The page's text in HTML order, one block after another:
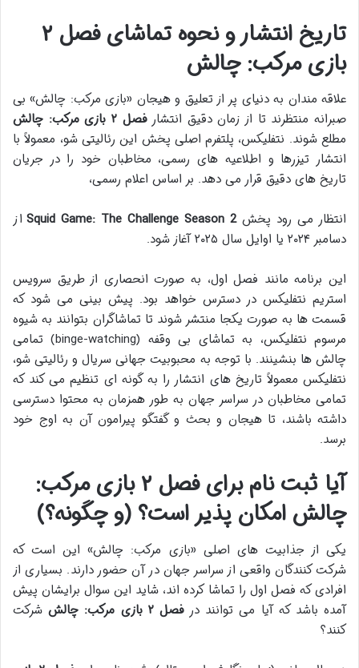
تاریخ انتشار و نحوه تماشای فصل ۲
بازی مرکب: چالش
علاقه مندان به دنیای پر از تعلیق و هیجان «بازی مرکب: چالش» بی
صبرانه منتظرند تا از زمان دقیق انتشارفصل ۲ بازی مرکب: چالش
مطلع شوند. نتفلیکس، پلتفرم اصلی پخش این رئالیتی شو، معمولاً با
انتشار تیزرها و اطلاعیه های رسمی، مخاطبان خود را در جریان
تاریخ های دقیق قرار می دهد. بر اساس اعلام رسمی،
انتظار می رود پخشSquid Game: The Challenge Season 2 از
دسامبر ۲۰۲۴ یا اوایل سال ۲۰۲۵ آغاز شود.
این برنامه مانند فصل اول، به صورت انحصاری از طریق سرویس
استریم نتفلیکس در دسترس خواهد بود. پیش بینی می شود که
قسمت ها به صورت یکجا منتشر شوند تا تماشاگران بتوانند به شیوه
مرسوم نتفلیکس، به تماشای بی وقفه (binge-watching) تمامی
چالش ها بنشینند. با توجه به محبوبیت جهانی سریال و رئالیتی شو،
نتفلیکس معمولاً تاریخ های انتشار را به گونه ای تنظیم می کند که
تمامی مخاطبان در سراسر جهان به طور همزمان به محتوا دسترسی
داشته باشند، تا هیجان و بحث و گفتگو پیرامون آن به اوج خود
برسد.
آیا ثبت نام برای فصل ۲ بازی مرکب:
چالش امکان پذیر است؟ (و چگونه؟)
یکی از جذابیت های اصلی «بازی مرکب: چالش» این است که
شرکت کنندگان واقعی از سراسر جهان در آن حضور دارند. بسیاری از
افرادی که فصل اول را تماشا کرده اند، شاید این سوال برایشان پیش
آمده باشد که آیا می توانند درفصل ۲ بازی مرکب: چالش
شرکت
کنند؟